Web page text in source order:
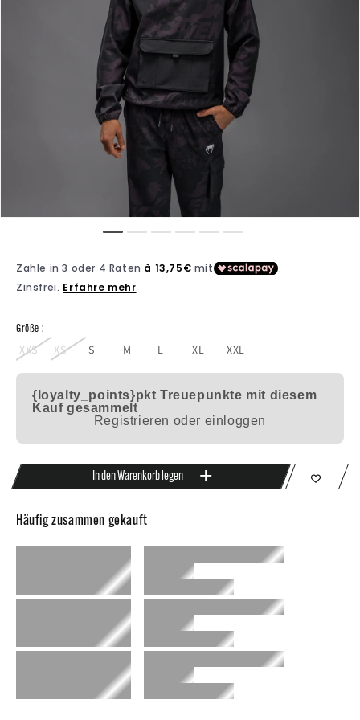
Größe :
XXS XS S M L XL XXL
{loyalty_points}pkt Treuepunkte mit diesem
Kauf gesammelt
Registrieren oder einloggen
In den Warenkorb legen
Häufig zusammen gekauft